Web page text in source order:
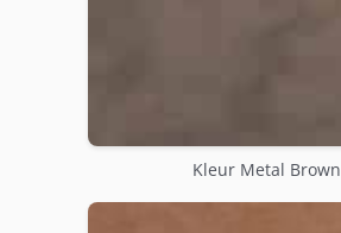
Kleur Metal Brown